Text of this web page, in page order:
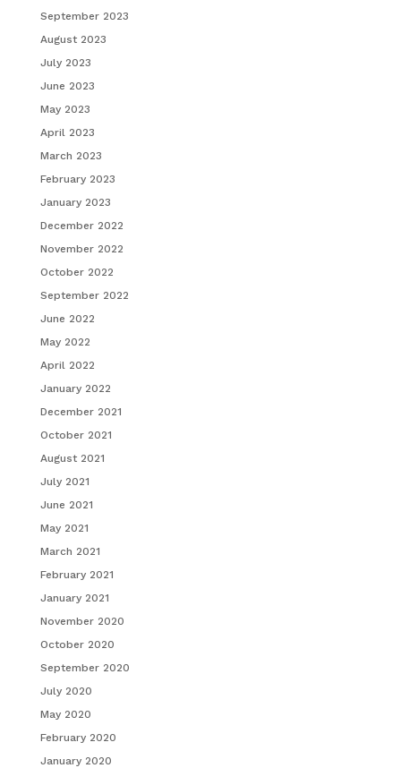
September 2023
August 2023
July 2023
June 2023
May 2023
April 2023
March 2023
February 2023
January 2023
December 2022
November 2022
October 2022
September 2022
June 2022
May 2022
April 2022
January 2022
December 2021
October 2021
August 2021
July 2021
June 2021
May 2021
March 2021
February 2021
January 2021
November 2020
October 2020
September 2020
July 2020
May 2020
February 2020
January 2020